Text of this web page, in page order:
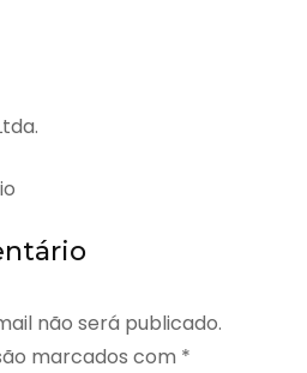
não será publicado.
marcados com *